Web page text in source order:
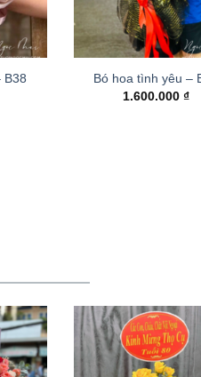
B38
Bó hoa tình yêu –
1.600.000 ₫